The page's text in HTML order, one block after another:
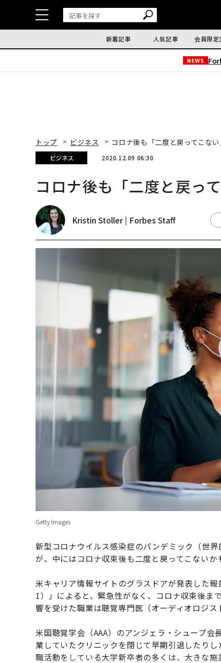
新着記事 人気記事 会員限定
NEWS
トップ ビジネス コロナ後も「二度と戻ってこな
ビジネス 2020.12.09 06:30
コロナ後も「二度と戻っ
Kristin Stoller | Forbes Staff
Getty Images
新型コロナウイルス感染症のパンデミック（世
が、中にはコロナ収束後も二度と戻ってこない
米キャリア情報サイトのグラスドアが発表し
1）」によると、緊急性がなく、コロナ収束後ま
響を受けた職業は聴覚専門医（オーディオロジ
米国聴覚学会（AAA）のアンジェラ・シュープ
業していたクリニックを閉じて早期引退したり
職活動をしている大学新卒者の多くは、大きな